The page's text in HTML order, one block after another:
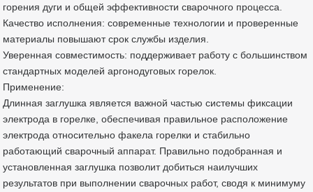
горения дуги и общей эффективности сварочного процесса.
Качество исполнения: современные технологии и проверенные
материалы повышают срок службы изделия.
Уверенная совместимость: поддерживает работу с большинством
стандартных моделей аргонодуговых горелок.
Применение:
Длинная заглушка является важной частью системы фиксации
электрода в горелке, обеспечивая правильное расположение
электрода относительно факела горелки и стабильно
работающий сварочный аппарат. Правильно подобранная и
установленная заглушка позволит добиться наилучших
результатов при выполнении сварочных работ, сводя к минимуму